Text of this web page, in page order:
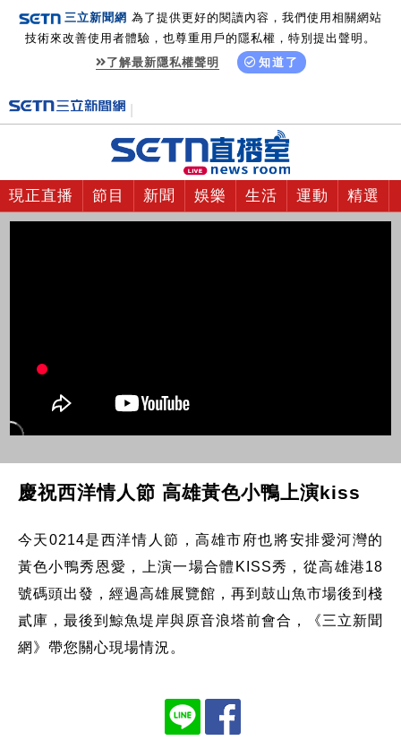
三立新聞網 為了提供更好的閱讀內容，我們使用相關網站
技術來改善使用者體驗，也尊重用戶的隱私權，特別提出聲明。
了解最新隱私權聲明
知道了
現正直播 節目 新聞 娛樂 生活 運動 精選
慶祝西洋情人節 高雄黃色小鴨上演kiss
今天0214是西洋情人節，高雄市府也將安排愛河灣的
黃色小鴨秀恩愛，上演一場合體KISS秀，從高雄港18
號碼頭出發，經過高雄展覽館，再到鼓山魚市場後到棧
貳庫，最後到鯨魚堤岸與原音浪塔前會合，《三立新聞
網》帶您關心現場情況。